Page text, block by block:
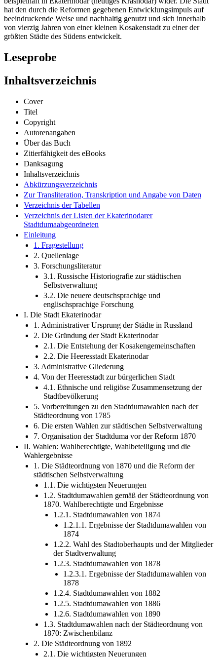
beispielhaft in Ekaterinodar (heutiges Krasnodar) wider. Die Stadt
hat den durch die Reformen gegebenen Entwicklungsimpuls auf
beeindruckende Weise und nachhaltig genutzt und sich innerhalb
von vierzig Jahren von einer kleinen Kosakenstadt zu einer der
Leseprobe
Cover
Titel
Copyright
Autorenangaben
Über das Buch
Zitierfähigkeit des eBooks
Danksagung
Inhaltsverzeichnis
Abkürzungsverzeichnis
Zur Transliteration, Transkription und Angabe von Daten
Verzeichnis der Tabellen
Verzeichnis der Listen der Ekaterinodarer
Stadtdumaabgeordneten
Einleitung
1. Fragestellung
2. Quellenlage
3. Forschungsliteratur
3.1. Russische Historiografie zur städtischen
Selbstverwaltung
3.2. Die neuere deutschsprachige und
englischsprachige Forschung
I. Die Stadt Ekaterinodar
1. Administrativer Ursprung der Städte in Russland
2. Die Gründung der Stadt Ekaterinodar
2.1. Die Entstehung der Kosakengemeinschaften
2.2. Die Heeresstadt Ekaterinodar
3. Administrative Gliederung
4. Von der Heeresstadt zur bürgerlichen Stadt
4.1. Ethnische und religiöse Zusammensetzung der
Stadtbevölkerung
5. Vorbereitungen zu den Stadtdumawahlen nach der
Städteordnung von 1785
6. Die ersten Wahlen zur städtischen Selbstverwaltung
7. Organisation der Stadtduma vor der Reform 1870
II. Wahlen: Wahlberechtigte, Wahlbeteiligung und die
Wahlergebnisse
1. Die Städteordnung von 1870 und die Reform der
städtischen Selbstverwaltung
1.1. Die wichtigsten Neuerungen
1.2. Stadtdumawahlen gemäß der Städteordnung von
1870. Wahlberechtigte und Ergebnisse
1.2.1. Stadtdumawahlen von 1874
1.2.1.1. Ergebnisse der Stadtdumawahlen von
1874
1.2.2. Wahl des Stadtoberhaupts und der Mitglieder
der Stadtverwaltung
1.2.3. Stadtdumawahlen von 1878
1.2.3.1. Ergebnisse der Stadtdumawahlen von
1878
1.2.4. Stadtdumawahlen von 1882
1.2.5. Stadtdumawahlen von 1886
1.2.6. Stadtdumawahlen von 1890
1.3. Stadtdumawahlen nach der Städteordnung von
1870: Zwischenbilanz
2. Die Städteordnung von 1892